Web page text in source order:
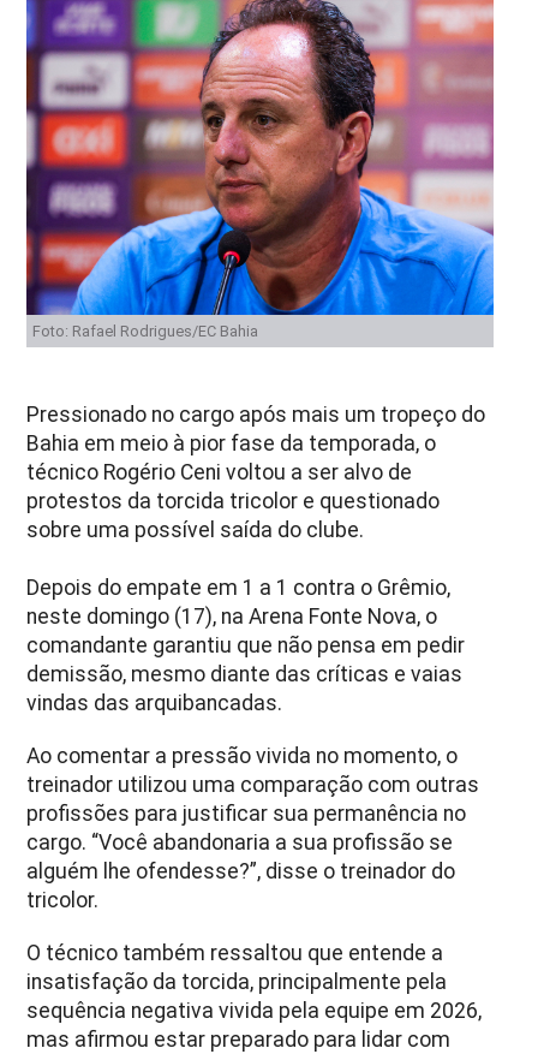
Foto: Rafael Rodrigues/EC Bahia
Pressionado no cargo após mais um tropeço do
Bahia em meio à pior fase da temporada, o
técnico Rogério Ceni voltou a ser alvo de
protestos da torcida tricolor e questionado
sobre uma possível saída do clube.
Depois do empate em 1 a 1 contra o Grêmio,
neste domingo (17), na Arena Fonte Nova, o
comandante garantiu que não pensa em pedir
demissão, mesmo diante das críticas e vaias
vindas das arquibancadas.
Ao comentar a pressão vivida no momento, o
treinador utilizou uma comparação com outras
profissões para justificar sua permanência no
cargo. “Você abandonaria a sua profissão se
alguém lhe ofendesse?”, disse o treinador do
tricolor.
O técnico também ressaltou que entende a
insatisfação da torcida, principalmente pela
sequência negativa vivida pela equipe em 2026,
mas afirmou estar preparado para lidar com